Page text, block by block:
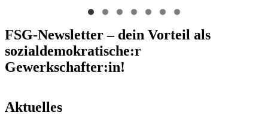
FSG-Newsletter – dein Vorteil als
sozialdemokratische:r
Gewerkschafter:in!
Aktuelles